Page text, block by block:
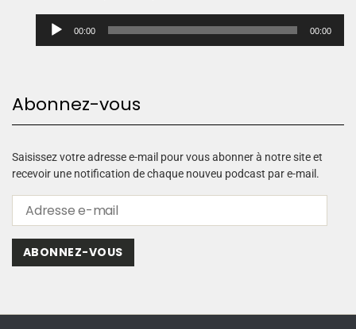
u
u
d
o
00:00 00:00
Abonnez-vous
Saisissez votre adresse e-mail pour vous abonner à notre site et
recevoir une notification de chaque nouveu podcast par e-mail.
ABONNEZ-VOUS